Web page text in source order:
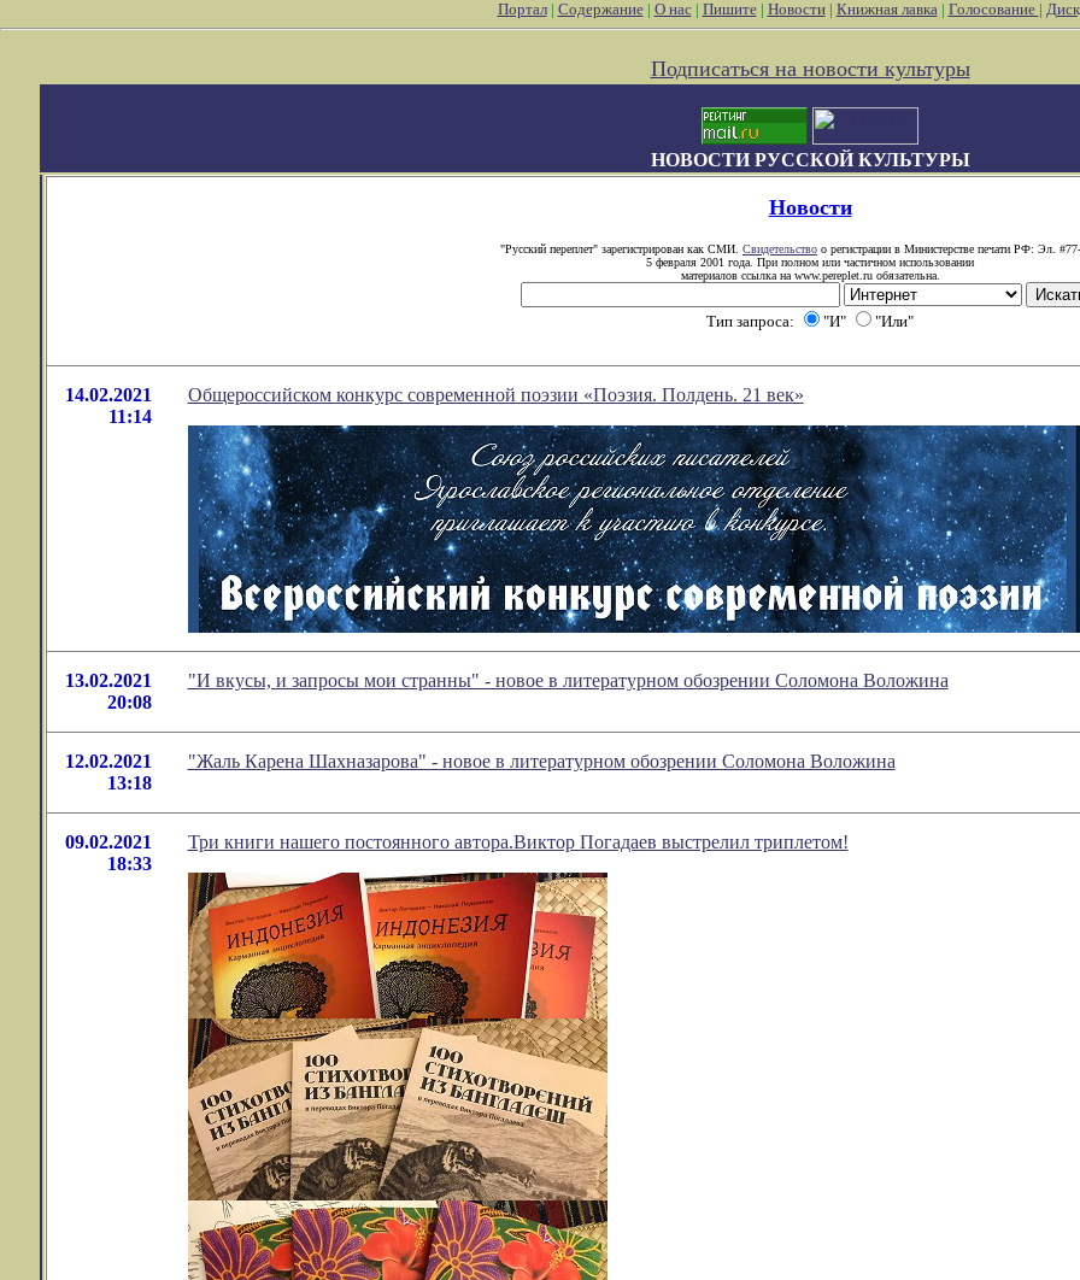
Портал| Содержание| О нас| Пишите| Новости| Книжная лавка| Голосование |
Подписаться на новости культуры
НОВОСТИ РУССКОЙ КУЛЬТУРЫ
Новости
"Русский переплет" зарегистрирован как СМИ. Свидетельство о регистрации в Министерстве печати РФ: Эл.
5 февраля 2001 года. При полном или частичном использовании
материалов ссылка на www.pereplet.ru обязательна.
Тип запроса: "И" "Или"
14.02.2021
11:14
Общероссийском конкурс современной поэзии «Поэзия. Полдень. 21 век»
13.02.2021
20:08
"И вкусы, и запросы мои странны" - новое в литературном обозрении Соломона Воложина
12.02.2021
13:18
"Жаль Карена Шахназарова" - новое в литературном обозрении Соломона Воложина
09.02.2021
18:33
Три книги нашего постоянного автора.Виктор Погадаев выстрелил триплетом!